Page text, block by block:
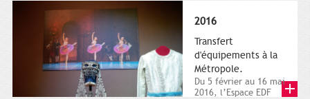
2016
Transfert
d'équipements à la
Métropole.
Du 5 février au 16 mai
2016, l’Espace EDF